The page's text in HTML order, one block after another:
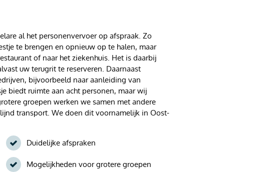
al het personenvervoer op afspraak. Zo
te brengen en opnieuw op te halen, maar
of naar het ziekenhuis. Het is daarbij
uw terugrit te reserveren. Daarnaast
bijvoorbeeld naar aanleiding van
biedt ruimte aan acht personen, maar wij
groepen werken we samen met andere
transport. We doen dit voornamelijk in Oost-
Duidelijke afspraken
Mogelijkheden voor grotere groepen